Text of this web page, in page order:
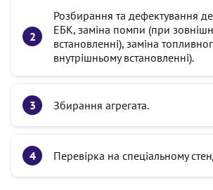
Розбирання та дефектування
ЕБК, заміна помпи (при
встановленні), заміна
внутрішньому встановленні).
Збирання агрегата.
Перевірка на спеціальному